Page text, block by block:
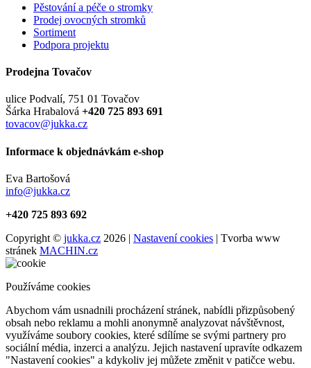
Pěstování a péče o stromky
Prodej ovocných stromků
Sortiment
Podpora projektu
Prodejna Tovačov
ulice Podvalí, 751 01 Tovačov
Šárka Hrabalová +420 725 893 691
tovacov@jukka.cz
Informace k objednávkám e-shop
Eva Bartošová
info@jukka.cz
+420 725 893 692
Copyright © jukka.cz 2026 | Nastavení cookies | Tvorba www
stránek MACHIN.cz
Používáme cookies
Abychom vám usnadnili procházení stránek, nabídli přizpůsobený
obsah nebo reklamu a mohli anonymně analyzovat návštěvnost,
využíváme soubory cookies, které sdílíme se svými partnery pro
sociální média, inzerci a analýzu. Jejich nastavení upravíte odkazem
"Nastavení cookies" a kdykoliv jej můžete změnit v patičce webu.